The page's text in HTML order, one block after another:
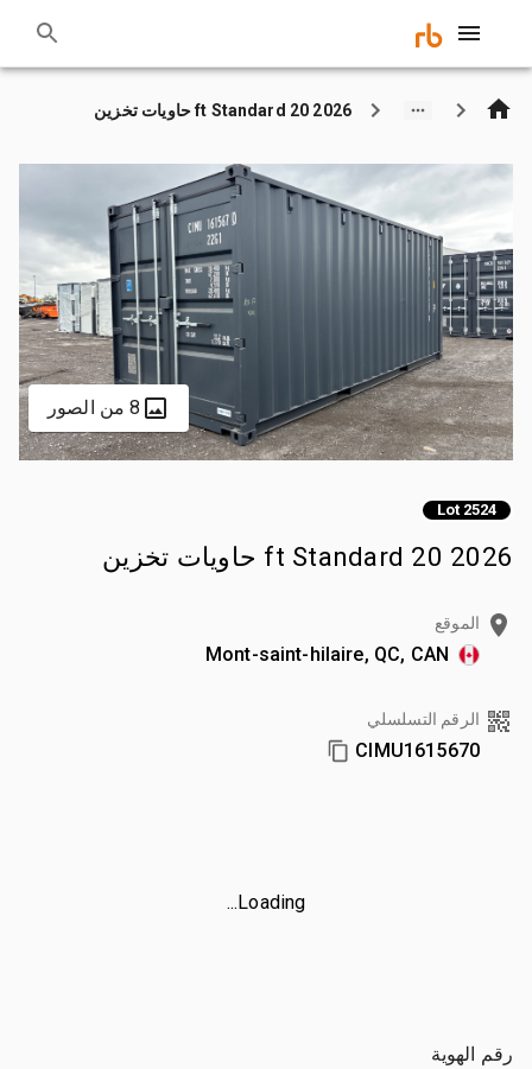
2026 20 ft Standard حاويات تخزين
8 من الصور
Lot 2524
2026 20 ft Standard حاويات تخزين
الموقع
Mont-saint-hilaire, QC, CAN
الرقم التسلسلي
CIMU1615670
Loading...
رقم الهوية